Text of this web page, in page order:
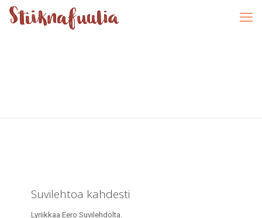
Suvilehtoa kahdesti
Lyriikkaa Eero Suvilehdolta.